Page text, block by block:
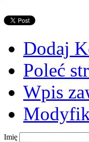
Dodaj
Poleć
Wpis
Imię